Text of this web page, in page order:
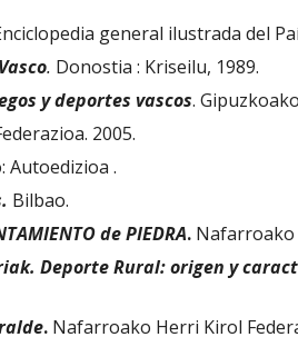
general ilustrada del
. Donostia : Kriseilu, 1989.
y deportes vascos.
2005.
Autoedizioa .
Bilbao.
de PIEDRA. Nafarroako
Deporte Rural: origen y
. Nafarroako Herri Kirol